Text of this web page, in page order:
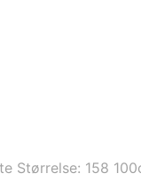
Størrelse: 158